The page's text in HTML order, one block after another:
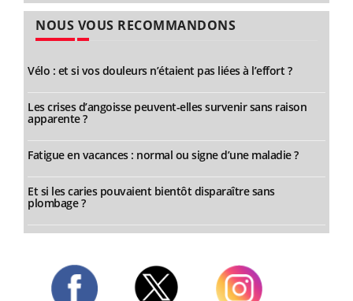
NOUS VOUS RECOMMANDONS
Vélo : et si vos douleurs n’étaient pas liées à l’effort ?
Les crises d’angoisse peuvent-elles survenir sans raison
apparente ?
Fatigue en vacances : normal ou signe d’une maladie ?
Et si les caries pouvaient bientôt disparaître sans
plombage ?